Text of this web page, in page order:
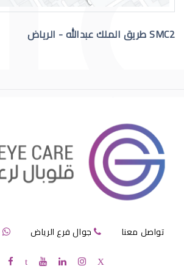
مرض الماء الازرق بالعين
SMC2 طريق الملك عبدالله - الرياض
تواصل معنا جوال فرع الرياض